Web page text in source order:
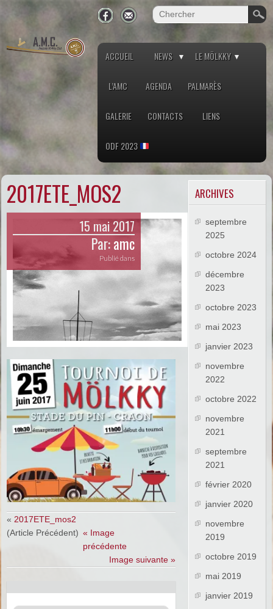
ACCUEIL NEWS LE MÖLKKY
L’AMC AGENDA PALMARÈS
GALERIE CONTACTS LIENS
ODF 2023
2017ETE_MOS2
15 mai 2017
Par:amc
Publié dans
« 2017ETE_mos2
(Article Précédent) « Image
précédente
Image suivante »
ARCHIVES
septembre
2025
octobre 2024
décembre
2023
octobre 2023
mai 2023
janvier 2023
novembre
2022
octobre 2022
novembre
2021
septembre
2021
février 2020
janvier 2020
novembre
2019
octobre 2019
mai 2019
janvier 2019